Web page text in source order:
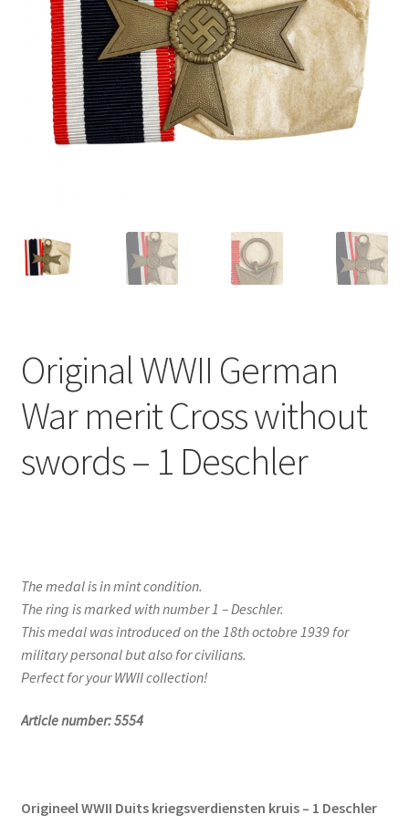
Original WWII German
War merit Cross without
swords – 1 Deschler
The medal is in mint condition.
The ring is marked with number 1 – Deschler.
This medal was introduced on the 18th octobre 1939 for
military personal but also for civilians.
Perfect for your WWII collection!
Article number: 5554
Origineel WWII Duits kriegsverdiensten kruis – 1 Deschler